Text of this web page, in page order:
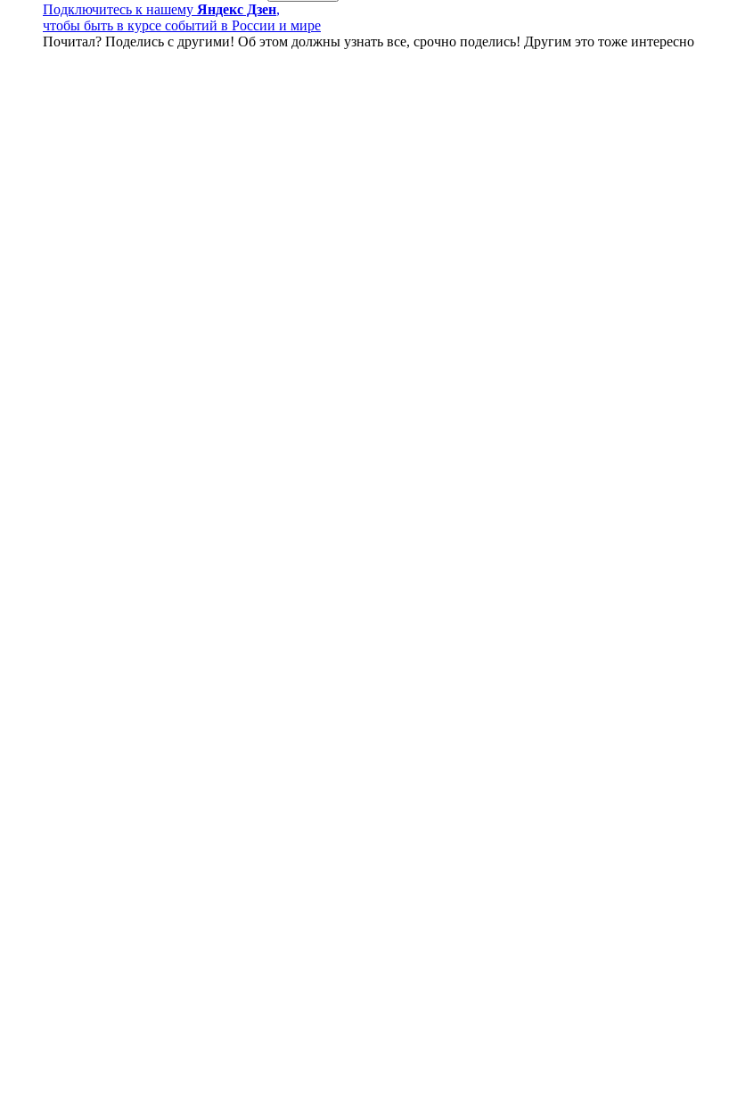
Подключитесь к нашему Яндекс Дзен,
чтобы быть в курсе событий в России и мире
Почитал? Поделись с другими! Об этом должны узнать все, срочно поделись! Другим это тоже интересно